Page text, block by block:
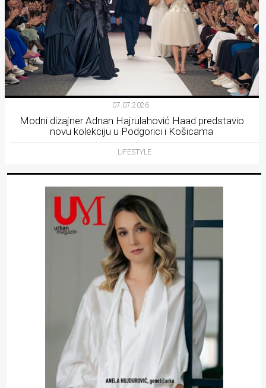
07.07.2026.
Modni dizajner Adnan Hajrulahović Haad predstavio
novu kolekciju u Podgorici i Košicama
LIFESTYLE